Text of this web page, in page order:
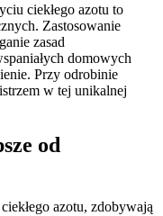
ciekłego azotu to
Zastosowanie
zasad
domowych
Przy odrobinie
w tej unikalnej
od
azotu, zdobywają